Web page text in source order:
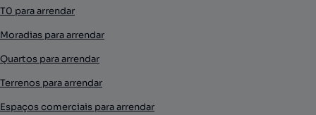
T0 para arrendar
Moradias para arrendar
Quartos para arrendar
Terrenos para arrendar
Espaços comerciais para arrendar